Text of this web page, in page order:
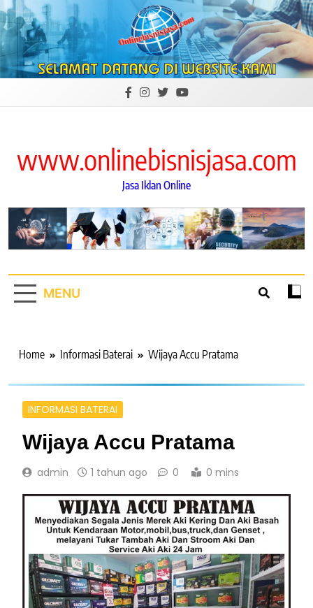
Skip
to
content
www.onlinebisnisjasa.com
Jasa Iklan Online
MENU
Home Informasi Baterai Wijaya Accu Pratama
INFORMASI BATERAI
Wijaya Accu Pratama
admin 1 tahun ago 0 0 mins